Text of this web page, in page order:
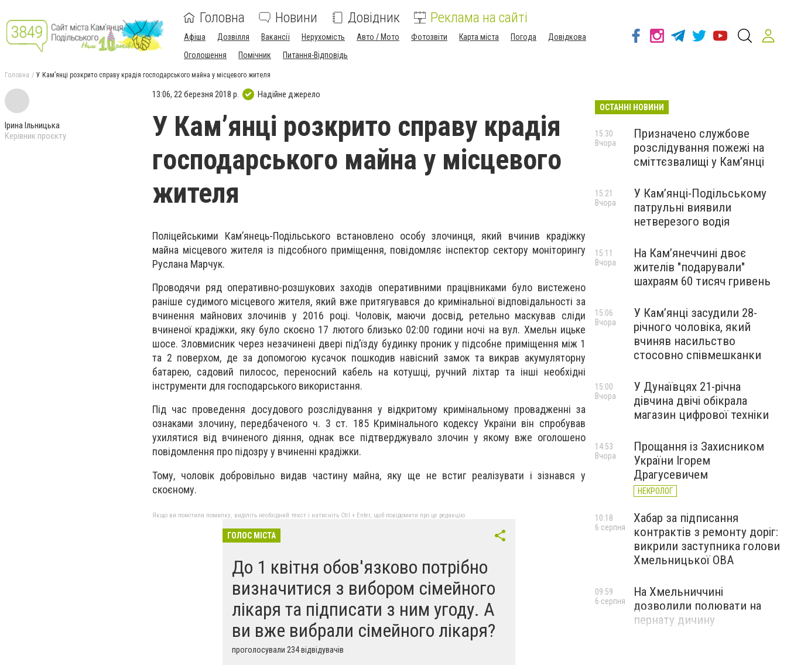
Головна Новини Довідник Реклама на сайті
Афіша Дозвілля Вакансії Нерухомість Авто / Мото Фотозвіти Карта міста Погода
Довідкова
Оголошення
Помічник Питання-Відповідь
Головна У Кам’янці розкрито справу крадія господарського майна у місцевого жителя
Ірина Ільницька
Керівник проєкту
13:06, 22 березня 2018 р. Надійне джерело
У Кам’янці розкрито справу крадія
господарського майна у місцевого
жителя
Поліцейськими Кам’янець-Подільського встановлено особу злочинця, який вчинив крадіжку
майна місцевого жителя із підсобного приміщення, повідомляє інспектор сектору моніторингу
Руслана Марчук.
Проводячи ряд оперативно-розшукових заходів оперативними працівниками було вистежено
раніше судимого місцевого жителя, який вже притягувався до кримінальної відповідальності за
вчинення майнових злочинів у 2016 році. Чоловік, маючи досвід, ретельно маскував сліди
вчиненої крадіжки, яку було скоєно 17 лютого близько 02:00 години ночі на вул. Хмельн ицьке
шосе. Зловмисник через незачинені двері під’їзду будинку проник у підсобне приміщення між 1
та 2 поверхом, де за допомогою кусачок пошкодив навісний замок та викрав акумуляторну
батарею, садовий пилосос, переносний кабель на котушці, ручний ліхтар та інші необхідні
інструменти для господарського використання.
Під час проведення досудового розслідування у відкритому кримінальному провадженні за
ознаками злочину, передбаченого ч. 3 ст. 185 Кримінального кодексу України він спробував
ухилятися від вчиненого діяння, однак все підтверджувало злочин у якому вже оголошено
повідомлення про підозру у вчиненні крадіжки.
Тому, чоловік добровільно видав частину майна, яку ще не встиг реалізувати і зізнався у
скоєному.
Якщо ви помітили помилку, виділіть необхідний текст і натисніть Ctrl + Enter, щоб повідомити про це редакцію
ГОЛОС МІСТА
До 1 квітня обов'язково потрібно
визначитися з вибором сімейного
лікаря та підписати з ним угоду. А
ви вже вибрали сімейного лікаря?
проголосували 234 відвідувачів
ОСТАННІ НОВИНИ
Призначено службове
розслідування пожежі на
сміттєзвалищі у Кам’янці
15:30
Вчора
У Кам’янці-Подільському
патрульні виявили
нетверезого водія
15:21
Вчора
На Камʼянеччині двоє
жителів "подарували"
шахраям 60 тисяч гривень
15:11
Вчора
У Камʼянці засудили 28-
річного чоловіка, який
вчиняв насильство
стосовно співмешканки
15:06
Вчора
У Дунаївцях 21-річна
дівчина двічі обікрала
магазин цифрової техніки
15:00
Вчора
Прощання із Захисником
України Ігорем
Драгусевичем
НЕКРОЛОГ
14:53
Вчора
Хабар за підписання
контрактів з ремонту доріг:
викрили заступника голови
Хмельницької ОВА
10:18
6 серпня
На Хмельниччині
дозволили полювати на
пернату дичину
09:59
6 серпня